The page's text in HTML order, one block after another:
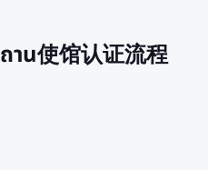
น使馆认证流程